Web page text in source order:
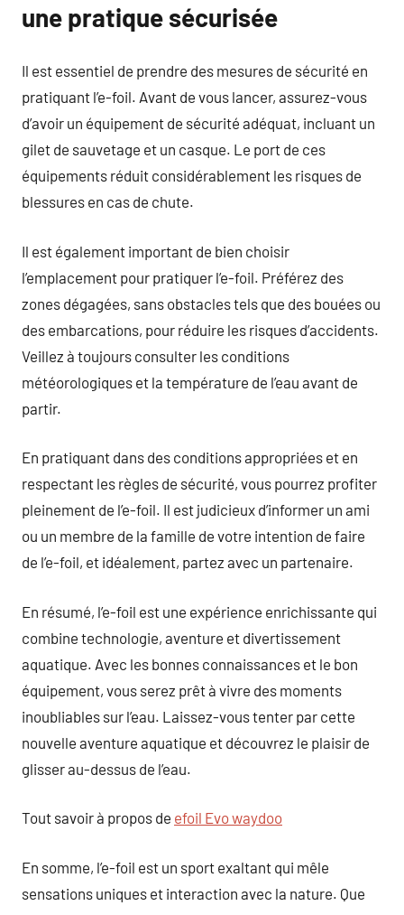
une pratique sécurisée
Il est essentiel de prendre des mesures de sécurité en
pratiquant l’e-foil. Avant de vous lancer, assurez-vous
d’avoir un équipement de sécurité adéquat, incluant un
gilet de sauvetage et un casque. Le port de ces
équipements réduit considérablement les risques de
blessures en cas de chute.
Il est également important de bien choisir
l’emplacement pour pratiquer l’e-foil. Préférez des
zones dégagées, sans obstacles tels que des bouées ou
des embarcations, pour réduire les risques d’accidents.
Veillez à toujours consulter les conditions
météorologiques et la température de l’eau avant de
partir.
En pratiquant dans des conditions appropriées et en
respectant les règles de sécurité, vous pourrez profiter
pleinement de l’e-foil. Il est judicieux d’informer un ami
ou un membre de la famille de votre intention de faire
de l’e-foil, et idéalement, partez avec un partenaire.
En résumé, l’e-foil est une expérience enrichissante qui
combine technologie, aventure et divertissement
aquatique. Avec les bonnes connaissances et le bon
équipement, vous serez prêt à vivre des moments
inoubliables sur l’eau. Laissez-vous tenter par cette
nouvelle aventure aquatique et découvrez le plaisir de
glisser au-dessus de l’eau.
Tout savoir à propos de efoil Evo waydoo
En somme, l’e-foil est un sport exaltant qui mêle
sensations uniques et interaction avec la nature. Que